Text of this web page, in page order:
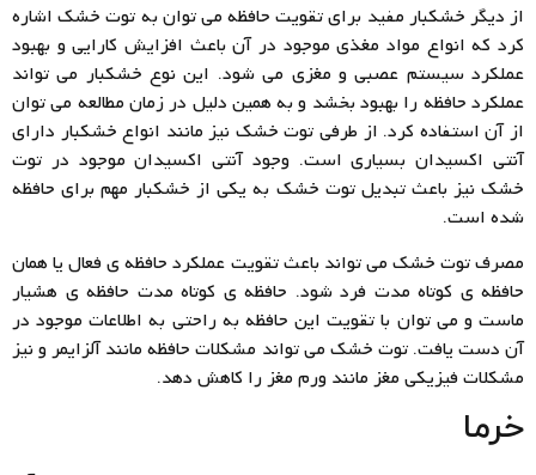
از دیگر خشکبار مفید برای تقویت حافظه می توان به توت خشک اشاره
کرد که انواع مواد مغذی موجود در آن باعث افزایش کارایی و بهبود
عملکرد سیستم عصبی و مغزی می شود. این نوع خشکبار می تواند
عملکرد حافظه را بهبود بخشد و به همین دلیل در زمان مطالعه می توان
از آن استفاده کرد. از طرفی توت خشک نیز مانند انواع خشکبار دارای
آنتی اکسیدان بسیاری است. وجود آنتی اکسیدان موجود در توت
خشک نیز باعث تبدیل توت خشک به یکی از خشکبار مهم برای حافظه
شده است.
مصرف توت خشک می تواند باعث تقویت عملکرد حافظه ی فعال یا همان
حافظه ی کوتاه مدت فرد شود. حافظه ی کوتاه مدت حافظه ی هشیار
ماست و می توان با تقویت این حافظه به راحتی به اطلاعات موجود در
آن دست یافت. توت خشک می تواند مشکلات حافظه مانند آلزایمر و نیز
مشکلات فیزیکی مغز مانند ورم مغز را کاهش دهد.
خرما